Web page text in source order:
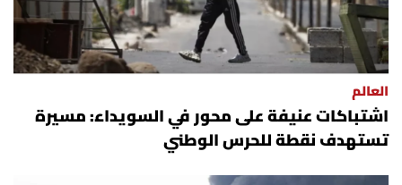
العالم
اشتباكات عنيفة على محور في السويداء: مسيرة
تستهدف نقطة للحرس الوطني